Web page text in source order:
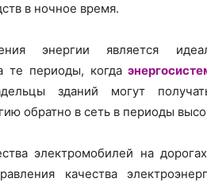
в ночное время.
энергии является
те периоды, когда
зданий могут
обратно в сеть в периоды
электромобилей на
качества